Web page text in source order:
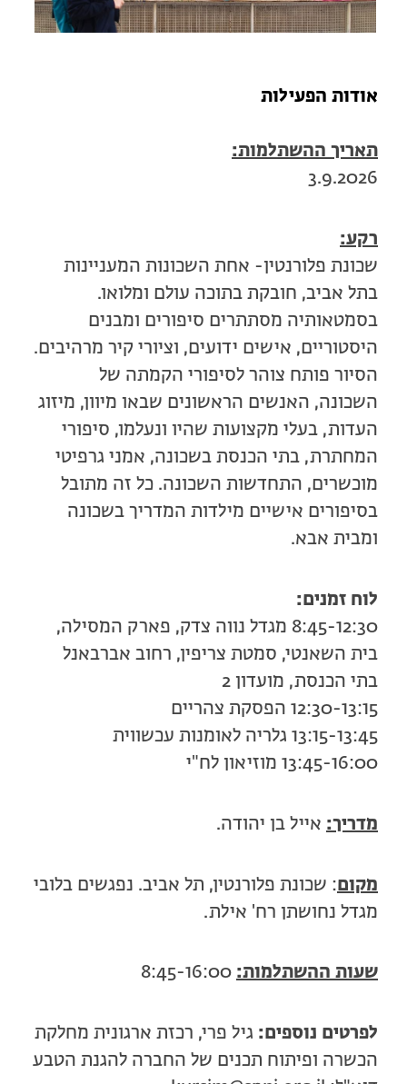
מחנות קיץ
מחנות קיץ
אודות הפעילות
תאריך ההשתלמות:
3.9.2026
רקע:
שכונת פלורנטין- אחת השכונות המעניינות
בתל אביב, חובקת בתוכה עולם ומלואו.
בסמטאותיה מסתתרים סיפורים ומבנים
היסטוריים, אישים ידועים, וציורי קיר מרהיבים.
הסיור פותח צוהר לסיפורי הקמתה של
השכונה, האנשים הראשונים שבאו מיוון, מיזוג
העדות, בעלי מקצועות שהיו ונעלמו, סיפורי
המחתרת, בתי הכנסת בשכונה, אמני גרפיטי
מוכשרים, התחדשות השכונה. כל זה מתובל
בסיפורים אישיים מילדות המדריך בשכונה
ומבית אבא.
לוח זמנים:
8:45-12:30 מגדל נווה צדק, פארק המסילה,
בית השאנטי, סמטת צריפין, רחוב אברבאנל
בתי הכנסת, מועדון 2
12:30-13:15 הפסקת צהריים
13:15-13:45 גלריה לאומנות עכשווית
13:45-16:00 מוזיאון לח"י
מדריך: אייל בן יהודה.
מקום: שכונת פלורנטין, תל אביב. נפגשים בלובי
מגדל נחושתן רח' אילת.
שעות ההשתלמות:
לפרטים נוספים: גיל פרי, רכזת ארגונית מחלקת
הכשרה ופיתוח תכנים של החברה להגנת הטבע